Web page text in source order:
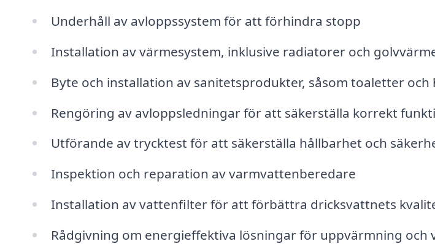
Underhåll av avloppssystem för att förhindra stopp
Installation av värmesystem, inklusive radiatorer och
Byte och installation av sanitetsprodukter, såsom toaletter och
Rengöring av avloppsledningar för att säkerställa korrekt
Utförande av trycktest för att säkerställa hållbarhet och
Inspektion och reparation av varmvattenberedare
Installation av vattenfilter för att förbättra dricksvattnets
Rådgivning om energieffektiva lösningar för uppvärmning och